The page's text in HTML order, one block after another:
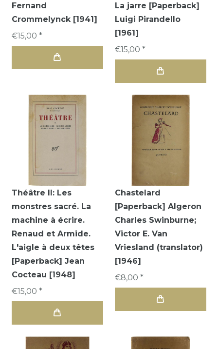
Fernand
Crommelynck [1941]
€15,00 *
La jarre [Paperback]
Luigi Pirandello
[1961]
€15,00 *
Théâtre II: Les
monstres sacré. La
machine à écrire.
Renaud et Armide.
L'aigle à deux têtes
[Paperback] Jean
Cocteau [1948]
€15,00 *
Chastelard
[Paperback] Algeron
Charles Swinburne;
Victor E. Van
Vriesland (translator)
[1946]
€8,00 *